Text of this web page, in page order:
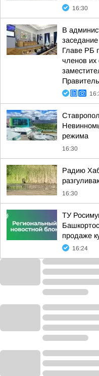
16:30
В
Главе РБ
членов их
режима
16:30
Радию
16:30
ТУ
продаже
16:24